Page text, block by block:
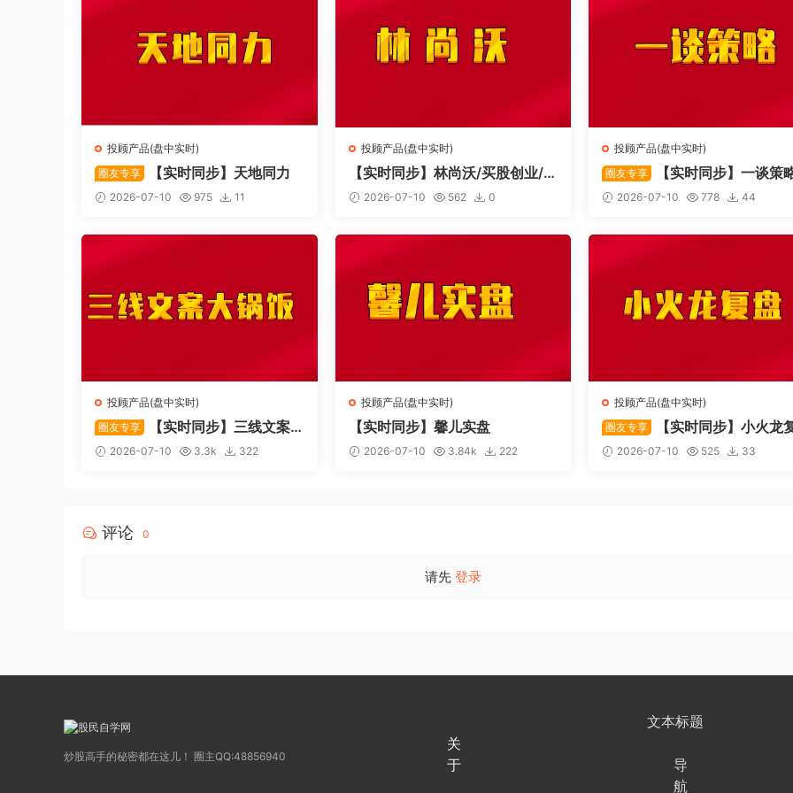
投顾产品(盘中实时)
圈友专享
【实时同步】天地同力
2026-07-10 975 11
投顾产品(盘中实时)
【实时同步】林尚沃/买股创业/北
伐创业板
2026-07-10 562 0
投顾产品(盘中实时)
圈友专享
【实时同步】一谈策
2026-07-10 778 44
投顾产品(盘中实时)
圈友专享
【实时同步】三线文案
大锅饭
2026-07-10 3.3k 322
投顾产品(盘中实时)
【实时同步】馨儿实盘
2026-07-10 3.84k 222
投顾产品(盘中实时)
圈友专享
【实时同步】小火龙
盘 2026-07-10 525 33
评论 0
请先 登录
炒股高手的秘密都在这儿！ 圈主QQ:48856940
关
于
文本标题
导
航